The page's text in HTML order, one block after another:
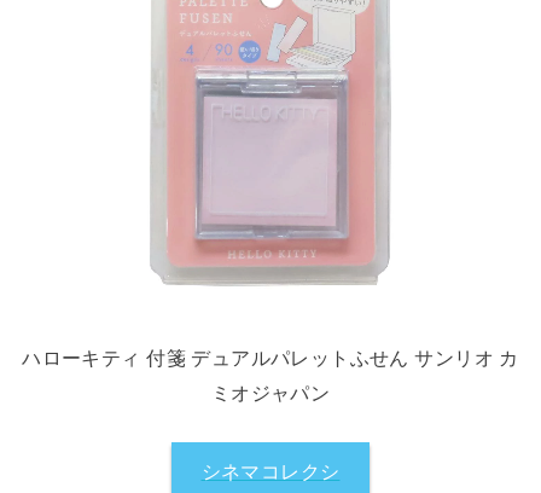
ハローキティ 付箋 デュアルパレットふせん サンリオ カ
ミオジャパン
シネマコレクシ